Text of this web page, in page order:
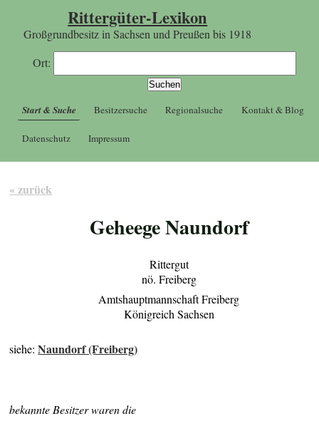
Rittergüter-Lexikon
Großgrundbesitz in Sachsen und Preußen bis 1918
Ort:
Start & Suche Besitzersuche Regionalsuche Kontakt & Blog
Datenschutz Impressum
« zurück
Geheege Naundorf
Rittergut
nö. Freiberg
Amtshauptmannschaft Freiberg
Königreich Sachsen
siehe:Naundorf (Freiberg)
bekannte Besitzer waren die